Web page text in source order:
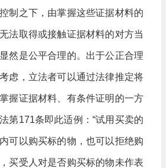
制之下，由掌握这些证据材料的
法取得或接触证据材料的对方当
然是公平合理的。出于公正合理
虑，立法者可以通过法律推定将
握证据材料、有条件证明的一方
第171条即此适例：“试用买卖的
可以购买标的物，也可以拒绝购
买受人对是否购买标的物未作表